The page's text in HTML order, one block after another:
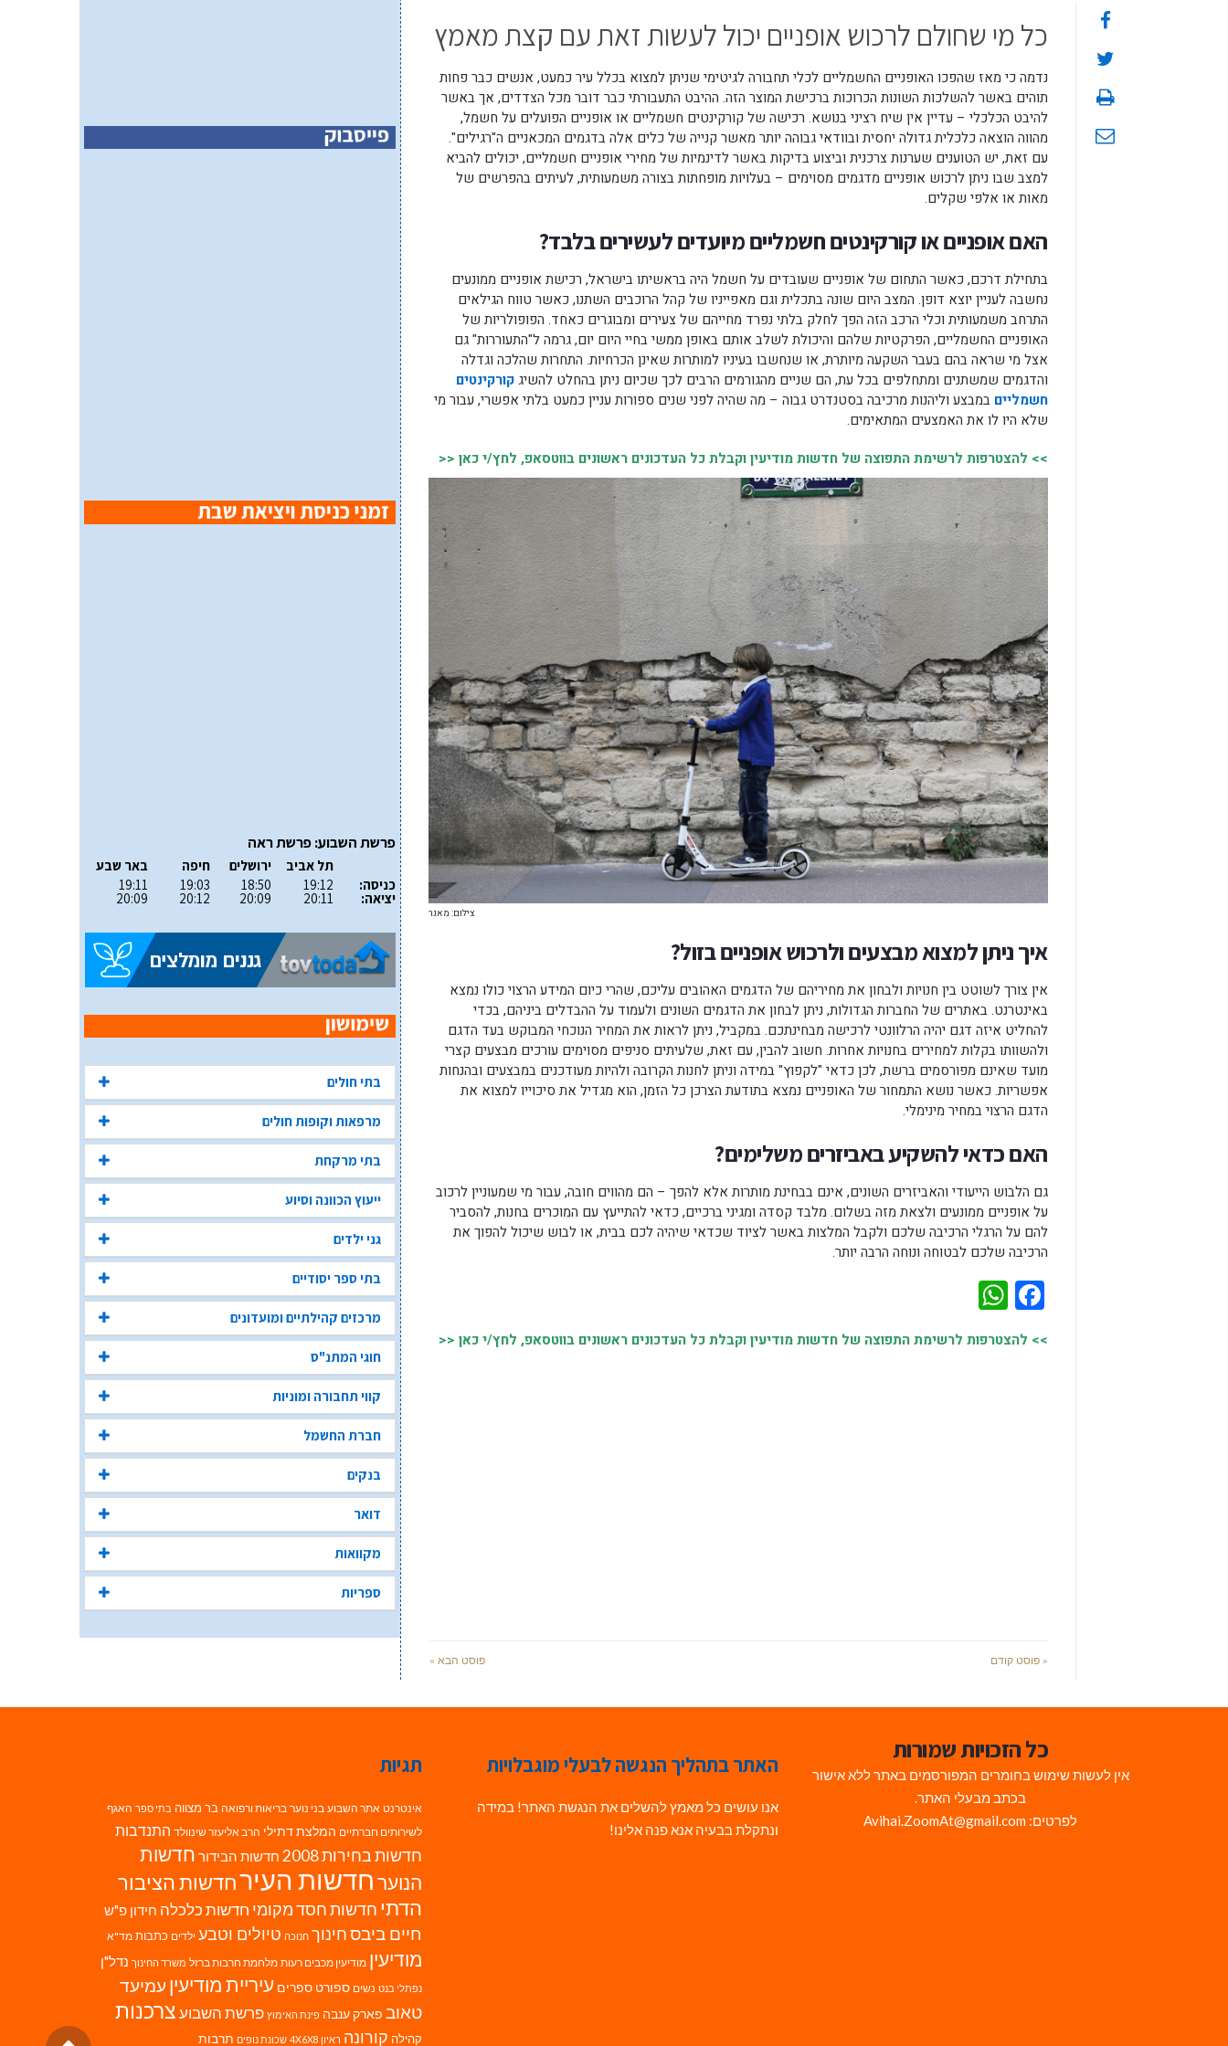
כל מי שחולם לרכוש אופניים יכול לעשות זאת עם קצת מאמץ
נדמה כי מאז שהפכו האופניים החשמליים לכלי תחבורה לגיטימי שניתן למצוא בכלל עיר כמעט, אנשים כבר פחות
תוהים באשר להשלכות השונות הכרוכות ברכישת המוצר הזה. ההיבט התעבורתי כבר דובר מכל הצדדים, אך באשר
להיבט הכלכלי – עדיין אין שיח רציני בנושא. רכישה של קורקינטים חשמליים או אופניים הפועלים על חשמל,
מהווה הוצאה כלכלית גדולה יחסית ובוודאי גבוהה יותר מאשר קנייה של כלים אלה בדגמים המכאניים ה"רגילים".
עם זאת, יש הטוענים שערנות צרכנית וביצוע בדיקות באשר לדינמיות של מחירי אופניים חשמליים, יכולים להביא
למצב שבו ניתן לרכוש אופניים מדגמים מסוימים – בעלויות מופחתות בצורה משמעותית, לעיתים בהפרשים של
מאות או אלפי שקלים.
האם אופניים או קורקינטים חשמליים מיועדים לעשירים בלבד?
בתחילת דרכם, כאשר התחום של אופניים שעובדים על חשמל היה בראשיתו בישראל, רכישת אופניים ממונעים
נחשבה לעניין יוצא דופן. המצב היום שונה בתכלית וגם מאפייניו של קהל הרוכבים השתנו, כאשר טווח הגילאים
התרחב משמעותית וכלי הרכב הזה הפך לחלק בלתי נפרד מחייהם של צעירים ומבוגרים כאחד. הפופולריות של
האופניים החשמליים, הפרקטיות שלהם והיכולת לשלב אותם באופן ממשי בחיי היום יום, גרמה ל"התעוררות" גם
אצל מי שראה בהם בעבר השקעה מיותרת, או שנחשבו בעיניו למותרות שאינן הכרחיות. התחרות שהלכה וגדלה
והדגמים שמשתנים ומתחלפים בכל עת, הם שניים מהגורמים הרבים לכך שכיום ניתן בהחלט להשיגקורקינטים
חשמליים במבצע וליהנות מרכיבה בסטנדרט גבוה – מה שהיה לפני שנים ספורות עניין כמעט בלתי אפשרי, עבור מי
שלא היו לו את האמצעים המתאימים.
>> להצטרפות לרשימת התפוצה של חדשות מודיעין וקבלת כל העדכונים ראשונים בווטסאפ, לחץ/י כאן <<
צילום: מאגר
איך ניתן למצוא מבצעים ולרכוש אופניים בזול?
אין צורך לשוטט בין חנויות ולבחון את מחיריהם של הדגמים האהובים עליכם, שהרי כיום המידע הרצוי כולו נמצא
באינטרנט. באתרים של החברות הגדולות, ניתן לבחון את הדגמים השונים ולעמוד על ההבדלים ביניהם, בכדי
להחליט איזה דגם יהיה הרלוונטי לרכישה מבחינתכם. במקביל, ניתן לראות את המחיר הנוכחי המבוקש בעד הדגם
ולהשוותו בקלות למחירים בחנויות אחרות. חשוב להבין, עם זאת, שלעיתים סניפים מסוימים עורכים מבצעים קצרי
מועד שאינם מפורסמים ברשת, לכן כדאי "לקפוץ" במידה וניתן לחנות הקרובה ולהיות מעודכנים במבצעים ובהנחות
אפשריות. כאשר נושא התמחור של האופניים נמצא בתודעת הצרכן כל הזמן, הוא מגדיל את סיכוייו למצוא את
הדגם הרצוי במחיר מינימלי.
האם כדאי להשקיע באביזרים משלימים?
גם הלבוש הייעודי והאביזרים השונים, אינם בבחינת מותרות אלא להפך – הם מהווים חובה, עבור מי שמעוניין לרכוב
על אופניים ממונעים ולצאת מזה בשלום. מלבד קסדה ומגיני ברכיים, כדאי להתייעץ עם המוכרים בחנות, להסביר
להם על הרגלי הרכיבה שלכם ולקבל המלצות באשר לציוד שכדאי שיהיה לכם בבית, או לבוש שיכול להפוך את
הרכיבה שלכם לבטוחה ונוחה הרבה יותר.
Facebook
>> להצטרפות לרשימת התפוצה של חדשות מודיעין וקבלת כל העדכונים ראשונים בווטסאפ, לחץ/י כאן <<
« פוסט קודם פוסט הבא »
פרשת השבוע: פרשת ראה
כניסה:
יציאה:
תל אביב
19:12
20:11
ירושלים
18:50
20:09
חיפה
19:03
20:12
באר שבע
19:11
20:09
בתי חולים
מרפאות וקופות חולים
בתי מרקחת
ייעוץ הכוונה וסיוע
גני ילדים
בתי ספר יסודיים
מרכזים קהילתיים ומועדונים
חוגי המתנ"ס
קווי תחבורה ומוניות
חברת החשמל
בנקים
דואר
מקוואות
ספריות
כל הזכויות שמורות
אין לעשות שימוש בחומרים המפורסמים באתר ללא אישור
בכתב מבעלי האתר.
לפרטים: Avihai.ZoomAt@gmail.com
האתר בתהליך הנגשה לבעלי מוגבלויות
אנו עושים כל מאמץ להשלים את הנגשת האתר! במידה
ונתקלת בבעיה אנא פנה אלינו!
תגיות
אינטרנט אתר השבוע בני נוער בריאות ורפואה בר מצווה בתי ספר האגף
לשירותים חברתיים המלצת דתילי הרב אליעזר שינוולד התנדבות
חדשות בחירות 2008 חדשות הבידור חדשות
הנוערחדשות העירחדשות הציבור
הדתי חדשות חסד מקומי חדשות כלכלה חידון פ"ש
חיים ביבסחינוך חנוכה טיולים וטבע ילדים כתבות מד"א
מודיעין מודיעין מכבים רעות מלחמת חרבות ברזל משרד החינוך נדל"ן
נפתלי בנט נשים ספורט ספרים עיריית מודיעין עמיעד
טאוב פארק ענבה פינת האימוץ פרשת השבועצרכנות
קהילה קורונה ראיון 4X6X8 שכונת נופים תרבות